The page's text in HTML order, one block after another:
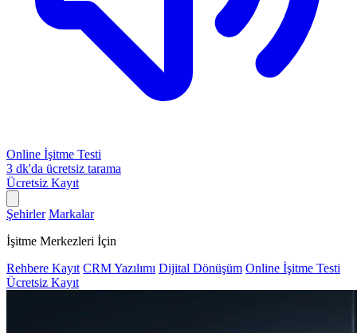
Online İşitme Testi
3 dk'da ücretsiz tarama
Ücretsiz Kayıt
Şehirler Markalar
İşitme Merkezleri İçin
Rehbere Kayıt CRM Yazılımı Dijital Dönüşüm Online İşitme Testi
Ücretsiz Kayıt